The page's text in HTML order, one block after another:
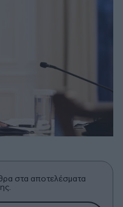
στα αποτελέσματα